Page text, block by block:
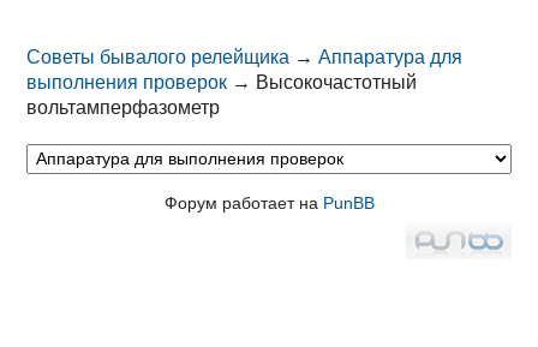
Советы бывалого релейщика →Аппаратура для
выполнения проверок → Высокочастотный
вольтамперфазометр
Форум работает на PunBB